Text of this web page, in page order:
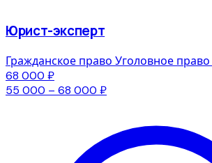
Юрист-эксперт
Гражданское право Уголовное право
68 000 ₽
55 000 – 68 000 ₽